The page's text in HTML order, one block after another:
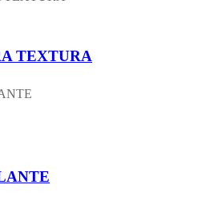
TEXTURA